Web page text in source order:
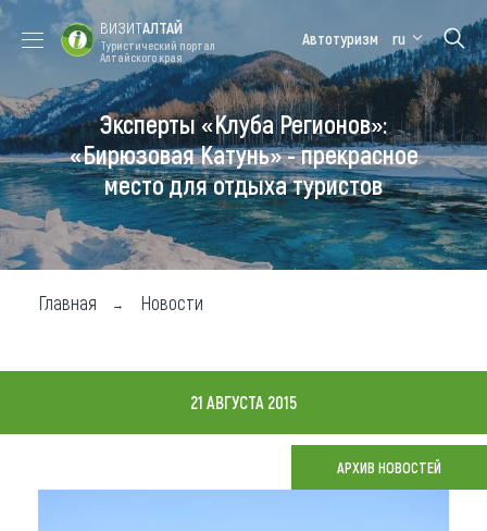
Форум VISIT
ALTAI
Цветение
маральника
Медицинский
форум
Алтайская
зимовка
Туры
Где побывать
Чем заняться
Карта
ВИЗИТАЛТАЙ
Туристический портал
Алтайского края
Автотуризм ru
Эксперты «Клуба Регионов»:
«Бирюзовая Катунь» - прекрасное
место для отдыха туристов
Главная Новости
21 АВГУСТА 2015
АРХИВ НОВОСТЕЙ